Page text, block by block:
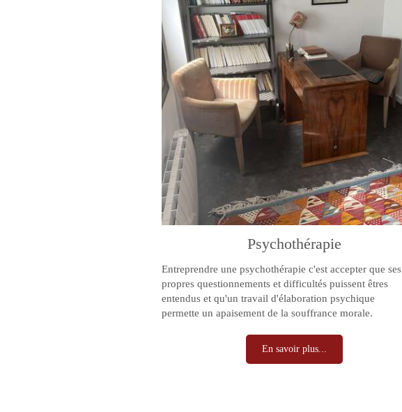
Psychothérapie
Entreprendre une psychothérapie c'est accepter que ses
propres questionnements et difficultés puissent êtres
entendus et qu'un travail d'élaboration psychique
permette un apaisement de la souffrance morale.
En savoir plus...